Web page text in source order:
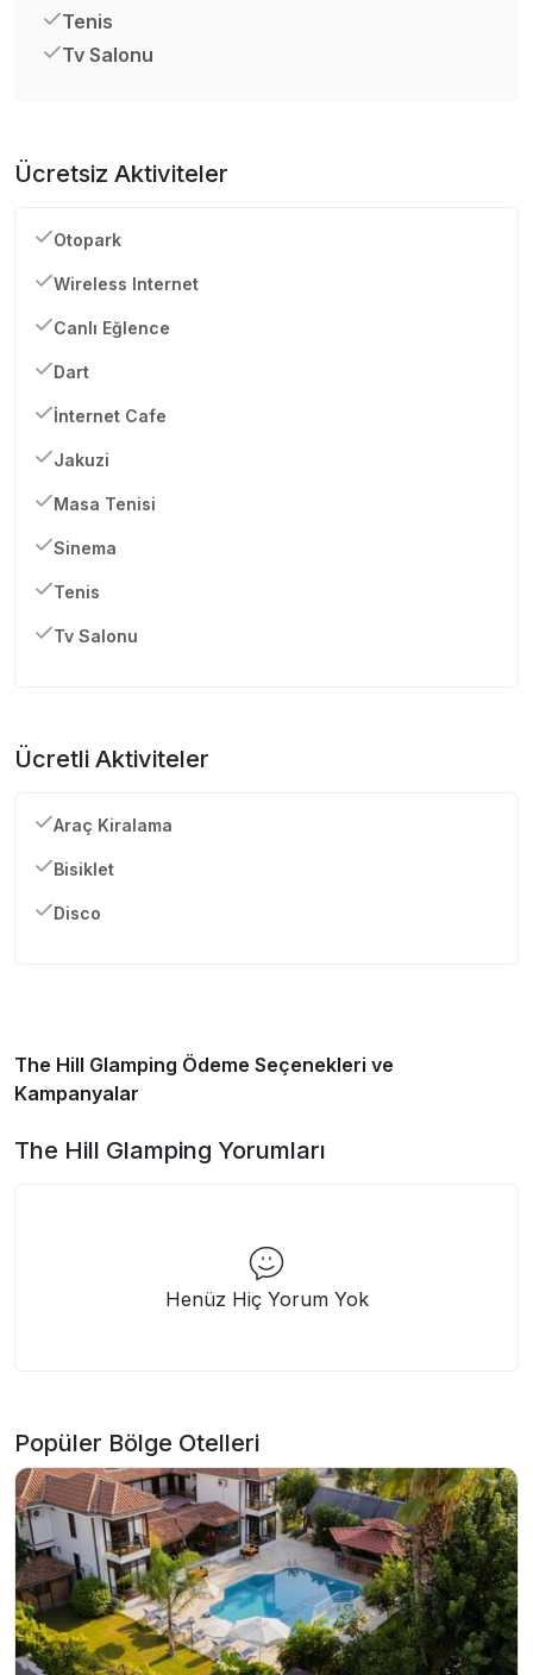
Tenis
Tv Salonu
Ücretsiz Aktiviteler
Otopark
Wireless Internet
Canlı Eğlence
Dart
İnternet Cafe
Jakuzi
Masa Tenisi
Sinema
Tenis
Tv Salonu
Ücretli Aktiviteler
Araç Kiralama
Bisiklet
Disco
The Hill Glamping Ödeme Seçenekleri ve
Kampanyalar
The Hill Glamping Yorumları
Henüz Hiç Yorum Yok
Popüler Bölge Otelleri